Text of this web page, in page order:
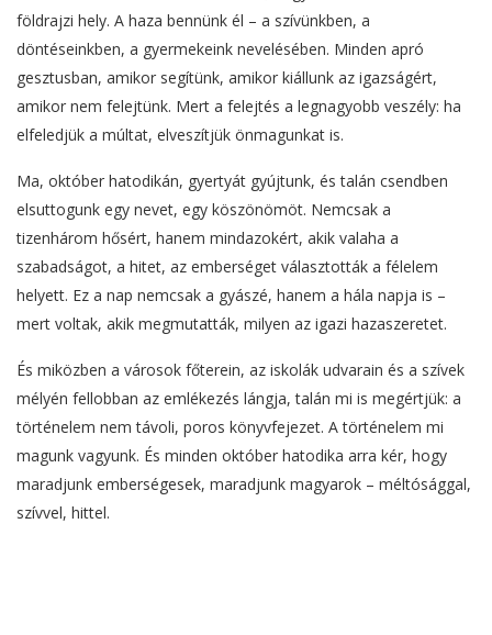
földrajzi hely. A haza bennünk él – a szívünkben, a
döntéseinkben, a gyermekeink nevelésében. Minden apró
gesztusban, amikor segítünk, amikor kiállunk az igazságért,
amikor nem felejtünk. Mert a felejtés a legnagyobb veszély: ha
elfeledjük a múltat, elveszítjük önmagunkat is.
Ma, október hatodikán, gyertyát gyújtunk, és talán csendben
elsuttogunk egy nevet, egy köszönömöt. Nemcsak a
tizenhárom hősért, hanem mindazokért, akik valaha a
szabadságot, a hitet, az emberséget választották a félelem
helyett. Ez a nap nemcsak a gyászé, hanem a hála napja is –
mert voltak, akik megmutatták, milyen az igazi hazaszeretet.
És miközben a városok főterein, az iskolák udvarain és a szívek
mélyén fellobban az emlékezés lángja, talán mi is megértjük: a
történelem nem távoli, poros könyvfejezet. A történelem mi
magunk vagyunk. És minden október hatodika arra kér, hogy
maradjunk emberségesek, maradjunk magyarok – méltósággal,
szívvel, hittel.